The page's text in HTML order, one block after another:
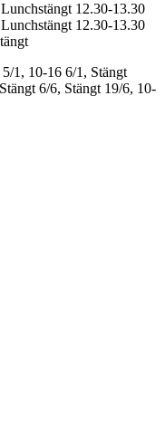
12.30-13.30
12.30-13.30
5/1, 10-16 6/1, Stängt
6/6, Stängt 19/6, 10-